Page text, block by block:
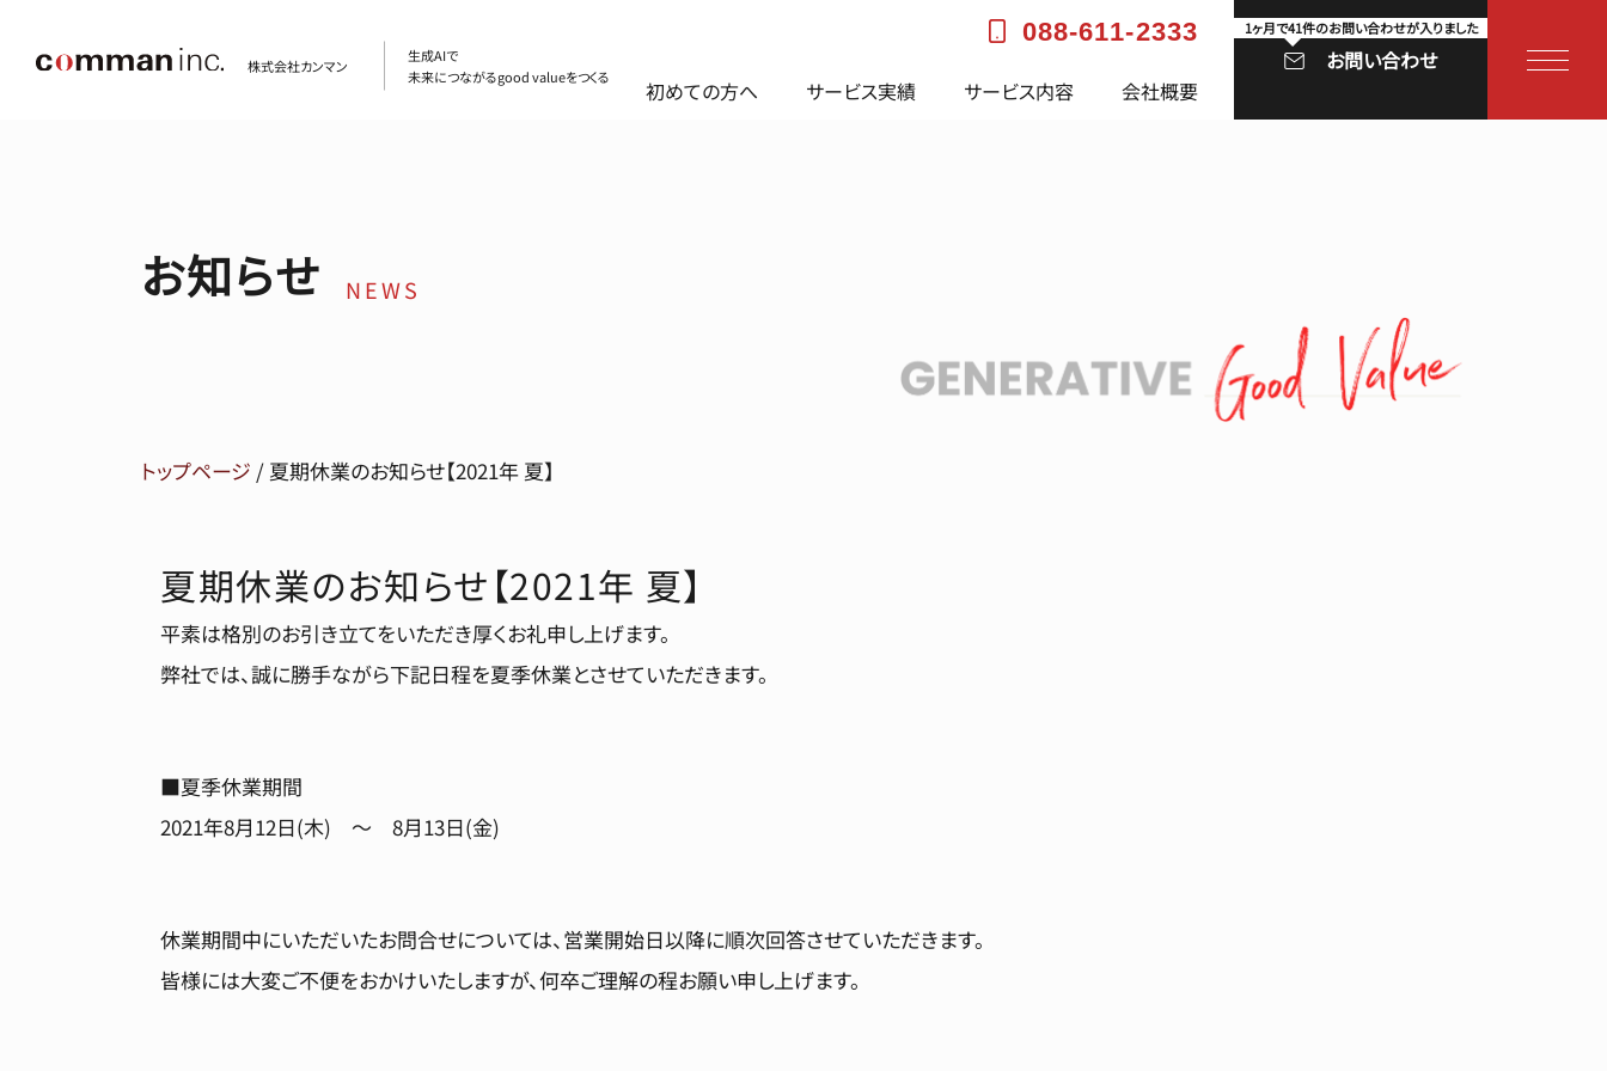
株式会社カンマン
生成AIで
未来につながるgood valueをつくる
088-611-2333
初めての方へ サービス実績 サービス内容 会社概要
お問い合わせ
1ヶ月で41件のお問い合わせが入りました
お知らせ NEWS
トップページ / 夏期休業のお知らせ【2021年 夏】
夏期休業のお知らせ【2021年 夏】
平素は格別のお引き立てをいただき厚くお礼申し上げます。
弊社では、誠に勝手ながら下記日程を夏季休業とさせていただきます。
■夏季休業期間
2021年8月12日(木) ～ 8月13日(金)
休業期間中にいただいたお問合せについては、営業開始日以降に順次回答させていただきます。
皆様には大変ご不便をおかけいたしますが、何卒ご理解の程お願い申し上げます。